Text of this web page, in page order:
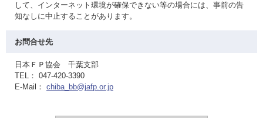
して、インターネット環境が確保できない等の場合には、事前の告
知なしに中止することがあります。
お問合せ先
日本ＦＰ協会 千葉支部
TEL： 047-420-3390
E-Mail： chiba_bb@jafp.or.jp